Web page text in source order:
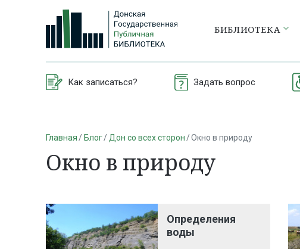
БИБЛИОТЕКА
Как записаться? Задать вопрос
Главная Блог Дон со всех сторон Окно в природу
Окно в природу
Определения
воды